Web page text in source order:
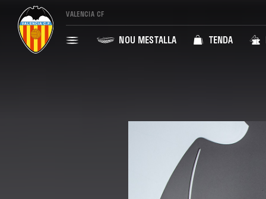
VALENCIA CF
NOU MESTALLA TENDA